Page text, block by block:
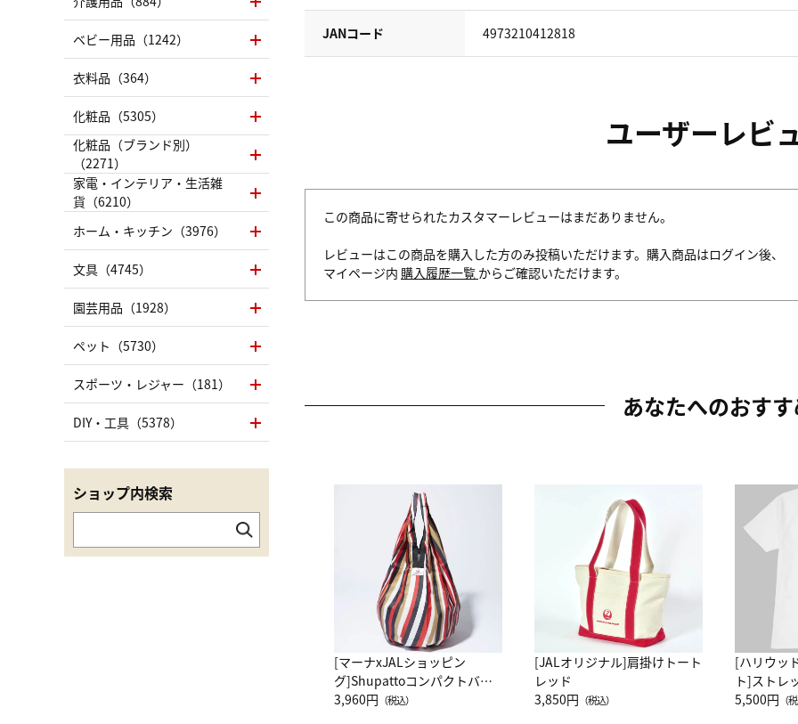
JANコード 4973210412818
ユーザーレビ
この商品に寄せられたカスタマーレビューはまだありません。
レビューはこの商品を購入した方のみ投稿いただけます。購入商品はログイン後、
マイページ内 購入履歴一覧 からご確認いただけます。
あなたへのおす
[マーナxJALショッピン
グ]Shupattoコンパクトバッ
グ Drop JAL客室乗務員
3,960円 （税込）
[JALオリジナル]肩掛けトート
レッド
3,850円 （税込）
[ハリウッ
ト]ストレ
ーネック
5,500円 （
ベビー用品（1242）
衣料品（364）
化粧品（5305）
化粧品（ブランド別）
（2271）
家電・インテリア・生活雑
貨（6210）
ホーム・キッチン（3976）
文具（4745）
園芸用品（1928）
ペット（5730）
スポーツ・レジャー（181）
DIY・工具（5378）
ショップ内検索